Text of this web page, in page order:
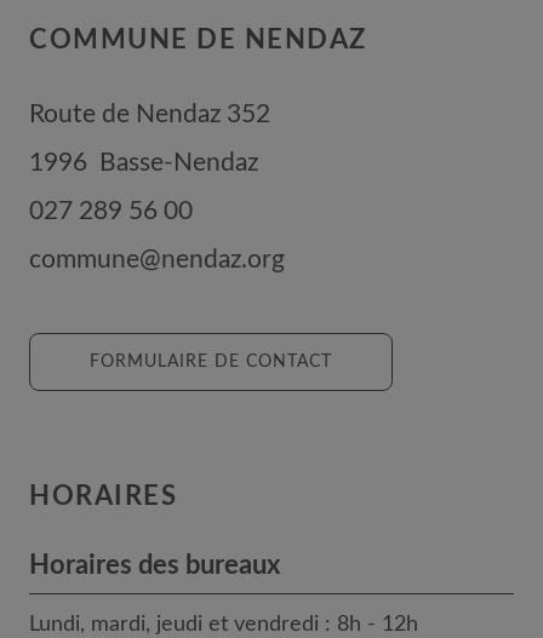
COMMUNE DE NENDAZ
Route de Nendaz 352
1996
Basse-Nendaz
027 289 56 00
commune@nendaz.org
FORMULAIRE DE CONTACT
HORAIRES
Horaires des bureaux
Lundi, mardi, jeudi et vendredi : 8h - 12h